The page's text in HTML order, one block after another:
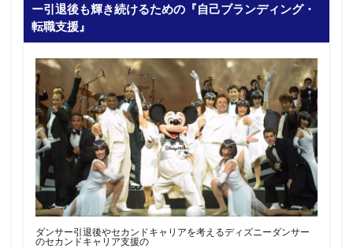
ー引退後も輝き続けるための『自己ブランディング・
転職支援』
ダンサー引退後やセカンドキャリアを考えるディズニーダンサー
のセカンドキャリア支援の